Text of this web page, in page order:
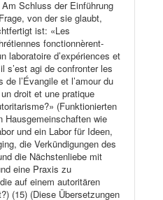
Schluss der Einführung
von der sie glaubt,
ist: «Les
fonctionnèrent-
laboratoire d’expériences et
s’est agi de confronter les
de l’Évangile et l’amour du
droit et une pratique
(Funktionierten
Hausgemeinschaften wie
und ein Labor für Ideen,
die Verkündigungen des
die Nächstenliebe mit
eine Praxis zu
auf einem autoritären
(15) (Diese Übersetzungen